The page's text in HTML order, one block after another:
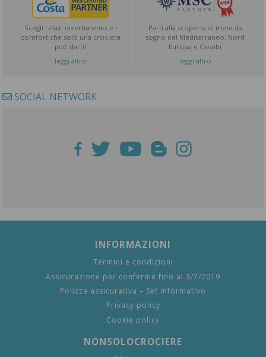
Scegli relax, divertimento e i
comfort che solo una crociera
può darti!
leggi altro
Parti alla scoperta di mete da
sogno nel Mediterraneo, Nord
Europa e Caraibi
leggi altro
SOCIAL NETWORK
INFORMAZIONI
Termini e condizioni
Assicurazione per conferme fino al 3/7/2019
Polizza assicurativa – Set informativo
Privacy policy
Cookie policy
NONSOLOCROCIERE